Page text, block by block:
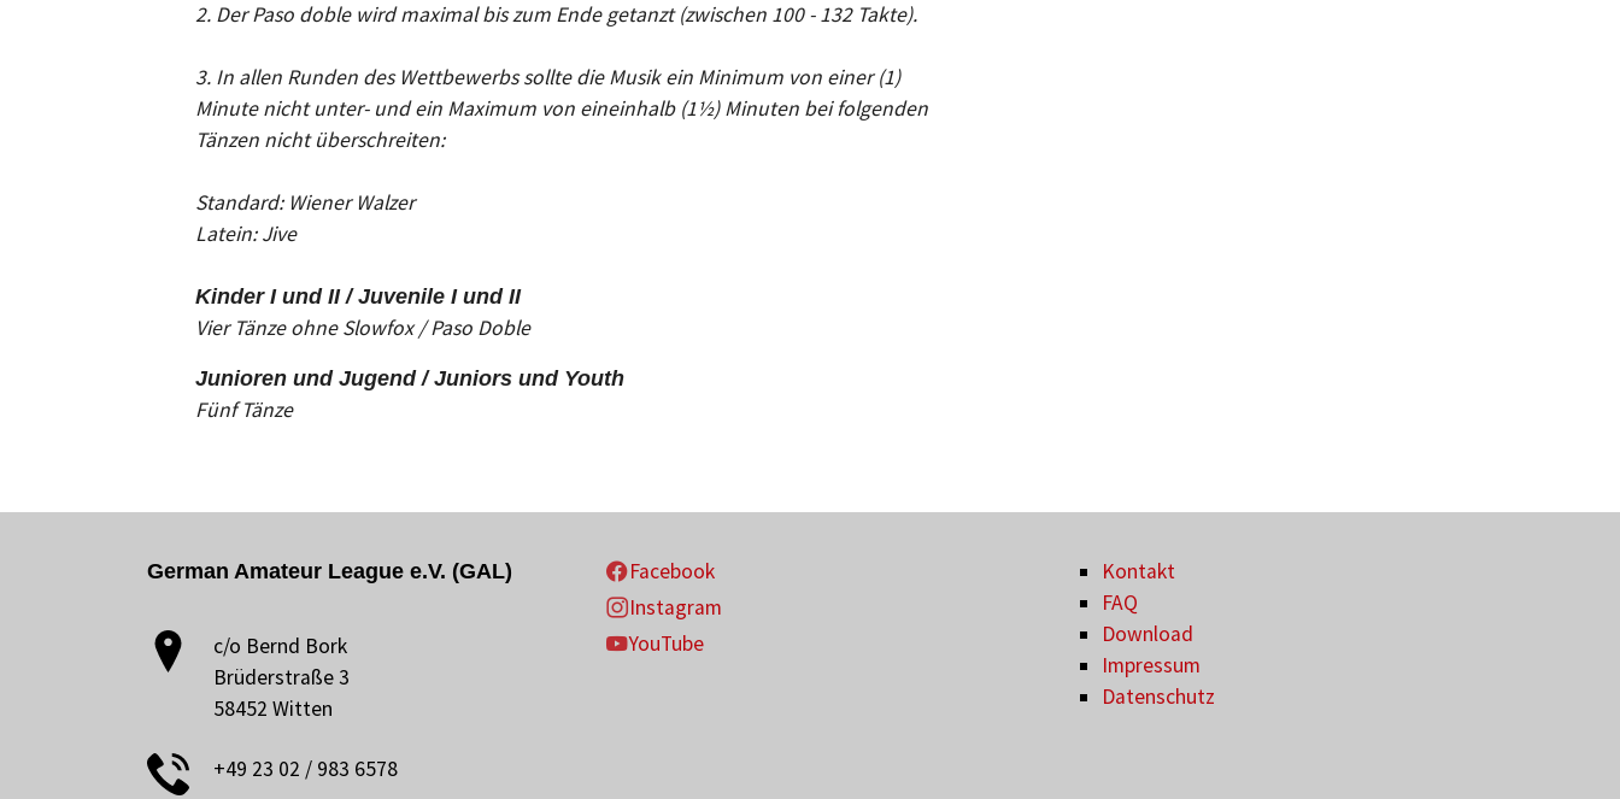
2. Der Paso doble wird maximal bis zum Ende getanzt (zwischen 100 - 132 Takte).
3. In allen Runden des Wettbewerbs sollte die Musik ein Minimum von einer (1)
Minute nicht unter- und ein Maximum von eineinhalb (1½) Minuten bei folgenden
Tänzen nicht überschreiten:
Standard: Wiener Walzer
Latein:Jive
Kinder I und II / Juvenile I und II
Vier Tänze ohne Slowfox / Paso Doble
Junioren und Jugend / Juniors und Youth
Fünf Tänze
German Amateur League e.V. (GAL)
c/o Bernd Bork
Brüderstraße 3
58452 Witten
+49 23 02 / 983 6578
Facebook
Instagram
YouTube
Kontakt
FAQ
Download
Impressum
Datenschutz